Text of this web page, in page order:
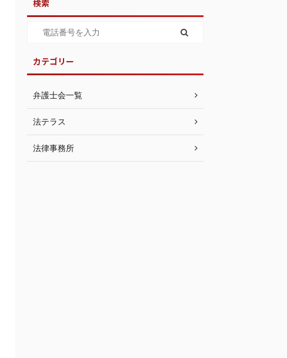
検索
カテゴリー
弁護士会一覧
法テラス
法律事務所